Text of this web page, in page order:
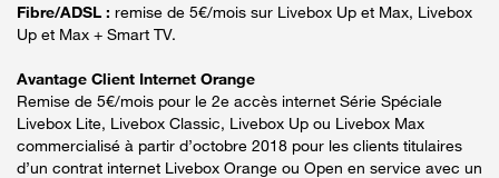
Fibre/ADSL : remise de 5€/mois sur Livebox Up et Max, Livebox
Up et Max + Smart TV.
Avantage Client Internet Orange
Remise de 5€/mois pour le 2e accès internet Série Spéciale
Livebox Lite, Livebox Classic, Livebox Up ou Livebox Max
commercialisé à partir d’octobre 2018 pour les clients titulaires
d’un contrat internet Livebox Orange ou Open en service avec un